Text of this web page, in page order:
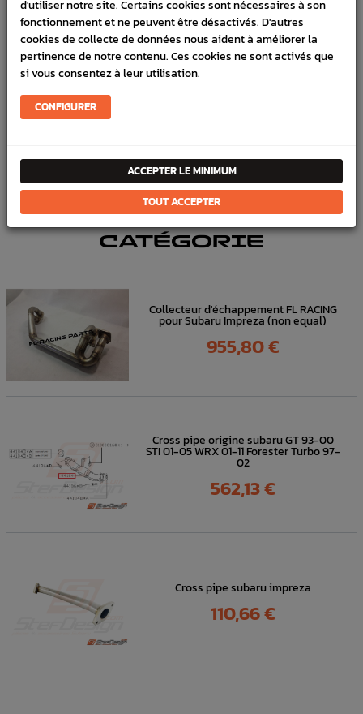
Marque :SUBARU
Référence :2561
En stock :4
FICHE TECHNIQUE
DANSLA MÊME
CATÉGORIE
Collecteur d'échappement FL RACING
pour Subaru Impreza (non equal)
Prix
955,80 €
Cross pipe origine subaru GT 93-00
STI 01-05 WRX 01-11 Forester Turbo 97-
02
Prix
562,13 €
Cross pipe subaru impreza
Prix
110,66 €
d'utiliser notre site. Certains cookies sont nécessaires à son
fonctionnement et ne peuvent être désactivés. D'autres
cookies de collecte de données nous aident à améliorer la
pertinence de notre contenu. Ces cookies ne sont activés que
si vous consentez à leur utilisation.
CONFIGURER
ACCEPTER LE MINIMUM
TOUT ACCEPTER